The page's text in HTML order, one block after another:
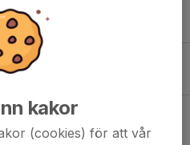
kakor
(cookies) för att vår